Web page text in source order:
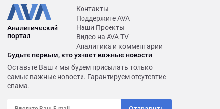
Аналитический
портал
Контакты
Поддержите AVA
Наши Проекты
Видео на AVA TV
Аналитика и комментарии
Будьте первым, кто узнает важные новости
Оставьте Ваш и мы будем присылать только
самые важные новости. Гарантируем отсутсвтие
спама.